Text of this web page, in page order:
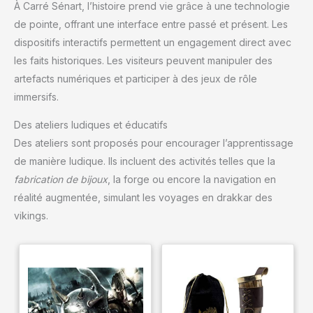
À Carré Sénart, l’histoire prend vie grâce à une technologie
de pointe, offrant une interface entre passé et présent. Les
dispositifs interactifs permettent un engagement direct avec
les faits historiques. Les visiteurs peuvent manipuler des
artefacts numériques et participer à des jeux de rôle
immersifs.
Des ateliers ludiques et éducatifs
Des ateliers sont proposés pour encourager l’apprentissage
de manière ludique. Ils incluent des activités telles que la
fabrication de bijoux, la forge ou encore la navigation en
réalité augmentée, simulant les voyages en drakkar des
vikings.